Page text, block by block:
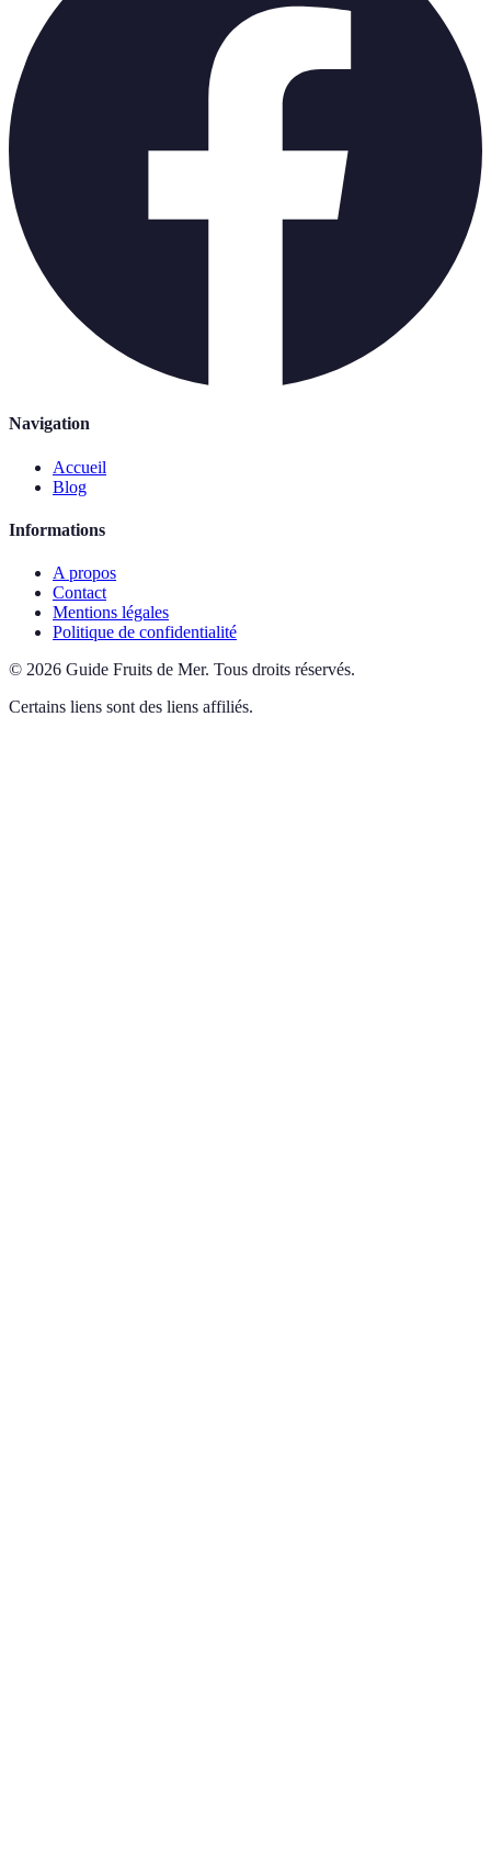
Navigation
Accueil
Blog
Informations
A propos
Contact
Mentions légales
Politique de confidentialité
© 2026 Guide Fruits de Mer. Tous droits réservés.
Certains liens sont des liens affiliés.